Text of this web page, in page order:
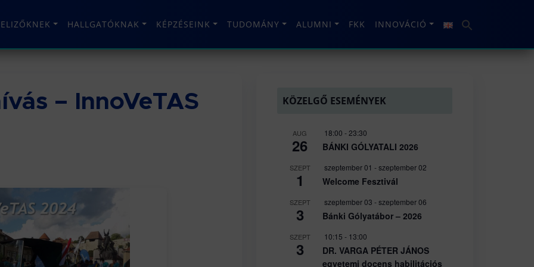
HALLGATÓKNAK KÉPZÉSEINK TUDOMÁNY ALUMNI FKK INNOVÁCIÓ
– InnoVeTAS KÖZELGŐ ESEMÉNYEK
AUG
26
18:00 - 23:30
BÁNKI GÓLYATALI 2026
SZEPT
1
szeptember 01 -szeptember 02
Welcome Fesztivál
SZEPT
3
szeptember 03 -szeptember 06
Bánki Gólyatábor – 2026
SZEPT
3
10:15 - 13:00
DR. VARGA PÉTER JÁNOS
egyetemi docens habilitációs